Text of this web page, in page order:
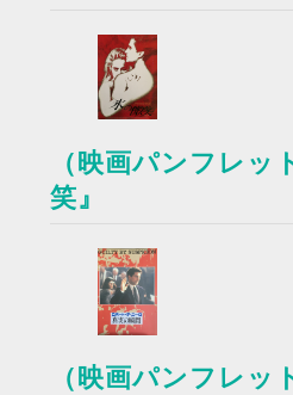
（映画パンフレッ
笑』
（映画パンフレッ